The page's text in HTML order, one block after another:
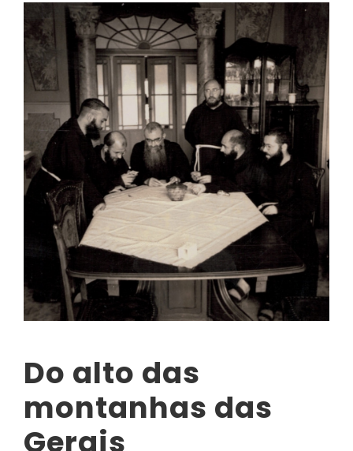
Do alto das
montanhas das
Gerais